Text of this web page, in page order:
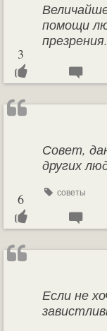
помощи
презрения.
3
Совет,
других
советы
6
Если не